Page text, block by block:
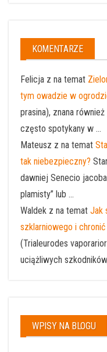
KOMENTARZE
Felicja z na temat
tym owadzie w
prasina), znana
często spotykany w ...
Mateusz z na temat
tak niebezpieczny?
dawniej Senecio
plamisty” lub ...
Waldek z na temat Jak
szklarniowego i
(Trialeurodes
uciążliwych
WPISY NA BLOGU